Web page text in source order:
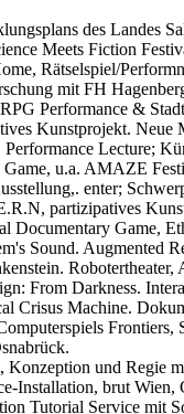
des Landes
Meets Fiction
Rätselspiel/
mit FH
Performance &
Kunstprojekt. Neue
Lecture;
u.a. AMAZE
enter;
partizipatives
Documentary Game,
Sound. Augmented
From Darkness.
Crisus Machine.
Konzeption und Regie
Installation, brut
Tutorial Service mit